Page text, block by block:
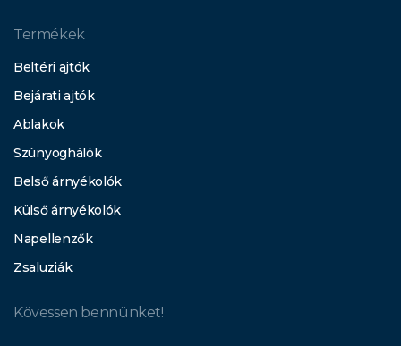
Termékek
Beltéri ajtók
Bejárati ajtók
Ablakok
Szúnyoghálók
Belső árnyékolók
Külső árnyékolók
Napellenzők
Zsaluziák
Kövessen bennünket!